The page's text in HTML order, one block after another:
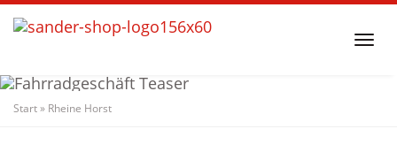
Skip
to
content
Start» Rheine Horst